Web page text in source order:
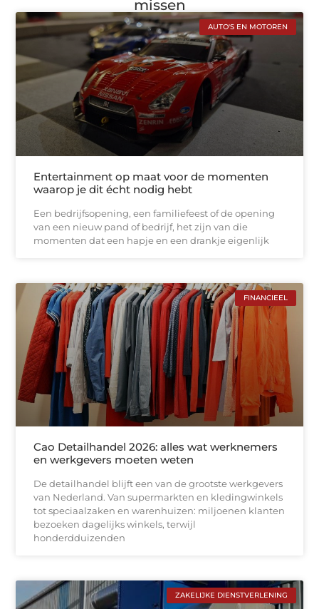
missen
AUTO'S EN MOTOREN
Entertainment op maat voor de momenten
waarop je dit écht nodig hebt
Een bedrijfsopening, een familiefeest of de opening
van een nieuw pand of bedrijf, het zijn van die
momenten dat een hapje en een drankje eigenlijk
FINANCIEEL
Cao Detailhandel 2026: alles wat werknemers
en werkgevers moeten weten
De detailhandel blijft een van de grootste werkgevers
van Nederland. Van supermarkten en kledingwinkels
tot speciaalzaken en warenhuizen: miljoenen klanten
bezoeken dagelijks winkels, terwijl
honderdduizenden
ZAKELIJKE DIENSTVERLENING